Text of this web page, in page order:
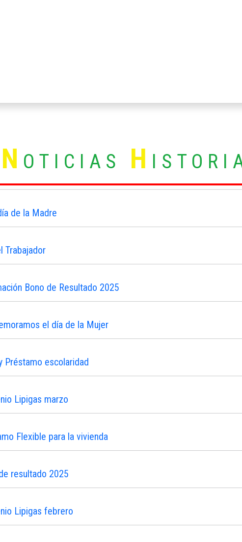
N OTICIAS H
de la Madre
Trabajador
Bono de Resultado 2025
el día de la Mujer
Préstamo escolaridad
Lipigas marzo
Flexible para la vivienda
resultado 2025
Lipigas febrero